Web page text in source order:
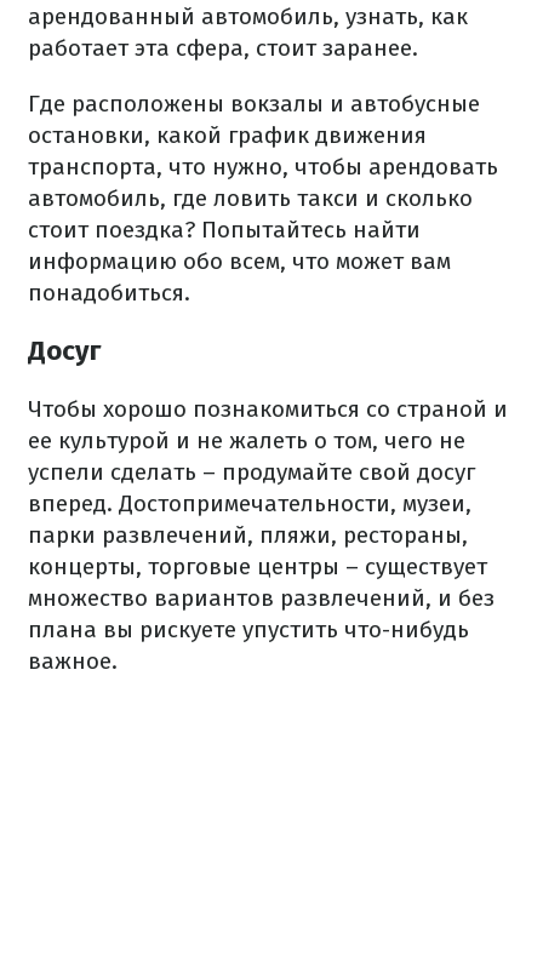
арендованный автомобиль, узнать, как
работает эта сфера, стоит заранее.
Где расположены вокзалы и автобусные
остановки, какой график движения
транспорта, что нужно, чтобы арендовать
автомобиль, где ловить такси и сколько
стоит поездка? Попытайтесь найти
информацию обо всем, что может вам
понадобиться.
Досуг
Чтобы хорошо познакомиться со страной и
ее культурой и не жалеть о том, чего не
успели сделать – продумайте свой досуг
вперед. Достопримечательности, музеи,
парки развлечений, пляжи, рестораны,
концерты, торговые центры – существует
множество вариантов развлечений, и без
плана вы рискуете упустить что-нибудь
важное.